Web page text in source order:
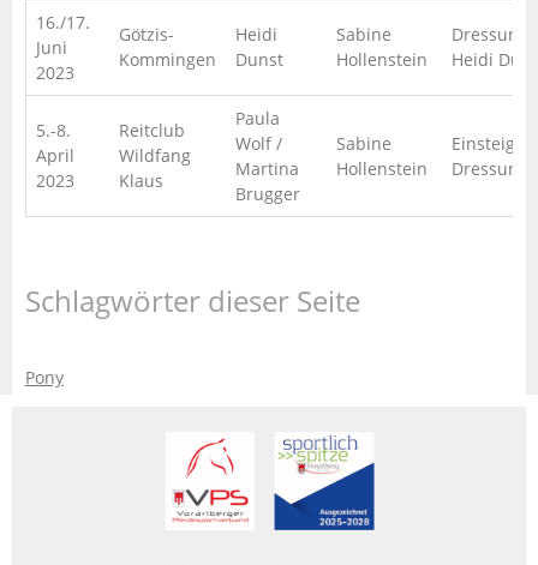
16./17.
Juni
2023
Götzis-
Kommingen
Heidi
Dunst
Sabine
Hollenstein
Heidi
5.-8.
April
2023
Reitclub
Wildfang
Klaus
Paula
Wolf /
Martina
Brugger
Sabine
Hollenstein
Einsteiger-
Schlagwörter dieser Seite
Pony